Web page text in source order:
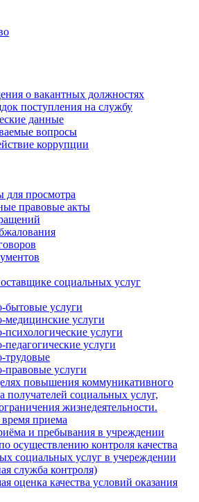
о вакантных должностях
поступления на службу
данные
вопросы
коррупции
для просмотра
правовые акты
социальных услуг
бытовые услуги
медицинские услуги
услуги
услуги
трудовые
правовые услуги
повышения коммуникативного
получателей социальных услуг,
жизнедеятельности.
приема
и пребывания в учреждении
осуществлению контроля качества
социальных услуг в учереждении
служба контроля)
оценка качества условий оказания